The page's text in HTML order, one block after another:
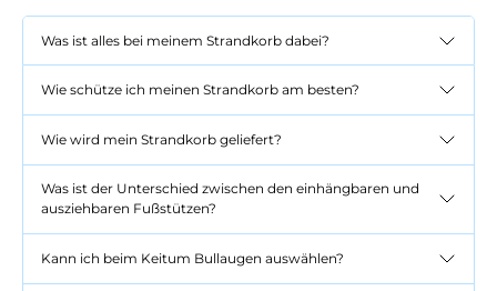
Was ist alles bei meinem Strandkorb dabei?
Wie schütze ich meinen Strandkorb am besten?
Wie wird mein Strandkorb geliefert?
Was ist der Unterschied zwischen den einhängbaren und
ausziehbaren Fußstützen?
Kann ich beim Keitum Bullaugen auswählen?